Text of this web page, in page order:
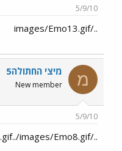
5/9/10
../images/Emo13.gif
מ מיצי החתולה5
New member
5/9/10
../images/Emo13.gif../images/Emo8.gif